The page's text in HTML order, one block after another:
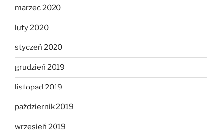
marzec 2020
luty 2020
styczeń 2020
grudzień 2019
listopad 2019
październik 2019
wrzesień 2019